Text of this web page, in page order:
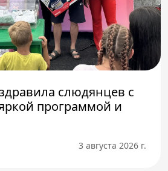
слюдянцев с
программой и
3 августа 2026 г.